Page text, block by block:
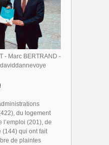
- Marc BERTRAND -
du logement
l’emploi (201), de
(144) qui ont fait
de plaintes